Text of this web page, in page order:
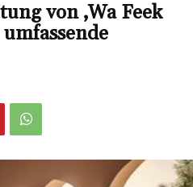
von ‚Wa Feek